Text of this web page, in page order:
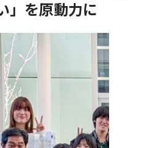
」を原動力に